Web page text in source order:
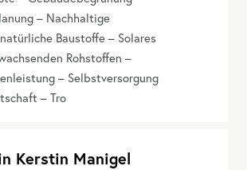
– Nachhaltige
Baustoffe – Solares
Rohstoffen –
– Selbstversorgung
– Tro
Kerstin Manigel